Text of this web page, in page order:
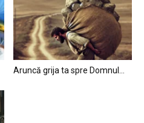
Aruncă grija ta spre Domnul…